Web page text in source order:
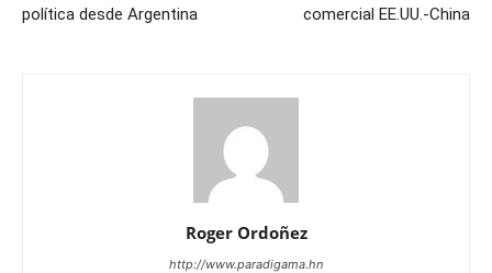
política desde Argentina
comercial EE.UU.-China
Roger Ordoñez
http://www.paradigama.hn